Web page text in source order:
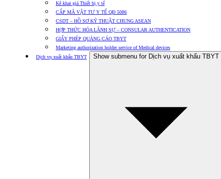
Kê khai giá Thiết bị y tế
CẤP MÃ VẬT TƯ Y TẾ QĐ 5086
CSDT – HỒ SƠ KỸ THUẬT CHUNG ASEAN
HỢP THỨC HÓA LÃNH SỰ – CONSULAR AUTHENTICATION
GIẤY PHÉP QUẢNG CÁO TBYT
Marketing authorization holder service of Medical devices
Dịch vụ xuất khẩu TBYT
Show submenu for Dịch vụ xuất khẩu TBYT